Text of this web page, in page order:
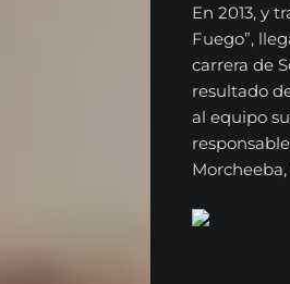
En 2013, y
Fuego”,
carrera de
resultado
al equipo